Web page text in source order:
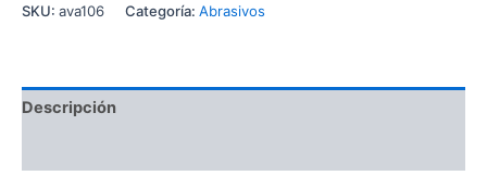
SKU: ava106 Categoría: Abrasivos
Descripción